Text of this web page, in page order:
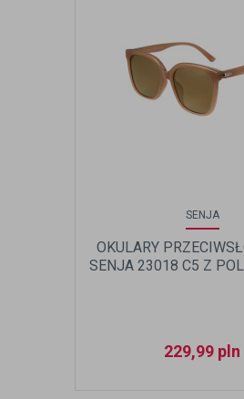
SENJA
OKULARY
SENJA 23018 C5 Z
229,99 pln